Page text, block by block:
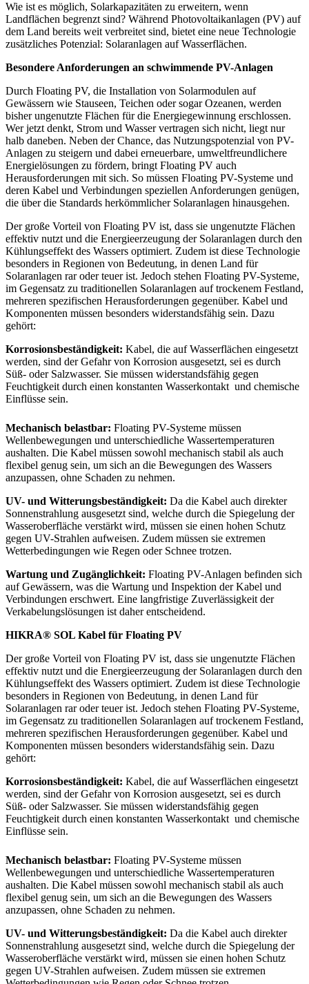
Wie ist es möglich, Solarkapazitäten zu erweitern, wenn
Landflächen begrenzt sind? Während Photovoltaikanlagen (PV) auf
dem Land bereits weit verbreitet sind, bietet eine neue Technologie
zusätzliches Potenzial: Solaranlagen auf Wasserflächen.
Besondere Anforderungen an schwimmende PV-Anlagen
Durch Floating PV, die Installation von Solarmodulen auf
Gewässern wie Stauseen, Teichen oder sogar Ozeanen, werden
bisher ungenutzte Flächen für die Energiegewinnung erschlossen.
Wer jetzt denkt, Strom und Wasser vertragen sich nicht, liegt nur
halb daneben. Neben der Chance, das Nutzungspotenzial von PV-
Anlagen zu steigern und dabei erneuerbare, umweltfreundlichere
Energielösungen zu fördern, bringt Floating PV auch
Herausforderungen mit sich. So müssen Floating PV-Systeme und
deren Kabel und Verbindungen speziellen Anforderungen genügen,
die über die Standards herkömmlicher Solaranlagen hinausgehen.
Der große Vorteil von Floating PV ist, dass sie ungenutzte Flächen
effektiv nutzt und die Energieerzeugung der Solaranlagen durch den
Kühlungseffekt des Wassers optimiert. Zudem ist diese Technologie
besonders in Regionen von Bedeutung, in denen Land für
Solaranlagen rar oder teuer ist. Jedoch stehen Floating PV-Systeme,
im Gegensatz zu traditionellen Solaranlagen auf trockenem Festland,
mehreren spezifischen Herausforderungen gegenüber. Kabel und
Komponenten müssen besonders widerstandsfähig sein. Dazu
gehört:
Korrosionsbeständigkeit: Kabel, die auf Wasserflächen eingesetzt
werden, sind der Gefahr von Korrosion ausgesetzt, sei es durch
Süß- oder Salzwasser. Sie müssen widerstandsfähig gegen
Feuchtigkeit durch einen konstanten Wasserkontakt und chemische
Einflüsse sein.
Mechanisch belastbar: Floating PV-Systeme müssen
Wellenbewegungen und unterschiedliche Wassertemperaturen
aushalten. Die Kabel müssen sowohl mechanisch stabil als auch
flexibel genug sein, um sich an die Bewegungen des Wassers
anzupassen, ohne Schaden zu nehmen.
UV- und Witterungsbeständigkeit: Da die Kabel auch direkter
Sonnenstrahlung ausgesetzt sind, welche durch die Spiegelung der
Wasseroberfläche verstärkt wird, müssen sie einen hohen Schutz
gegen UV-Strahlen aufweisen. Zudem müssen sie extremen
Wetterbedingungen wie Regen oder Schnee trotzen.
Wartung und Zugänglichkeit: Floating PV-Anlagen befinden sich
auf Gewässern, was die Wartung und Inspektion der Kabel und
Verbindungen erschwert. Eine langfristige Zuverlässigkeit der
Verkabelungslösungen ist daher entscheidend.
HIKRA® SOL Kabel für Floating PV
Der große Vorteil von Floating PV ist, dass sie ungenutzte Flächen
effektiv nutzt und die Energieerzeugung der Solaranlagen durch den
Kühlungseffekt des Wassers optimiert. Zudem ist diese Technologie
besonders in Regionen von Bedeutung, in denen Land für
Solaranlagen rar oder teuer ist. Jedoch stehen Floating PV-Systeme,
im Gegensatz zu traditionellen Solaranlagen auf trockenem Festland,
mehreren spezifischen Herausforderungen gegenüber. Kabel und
Komponenten müssen besonders widerstandsfähig sein. Dazu
gehört:
Korrosionsbeständigkeit: Kabel, die auf Wasserflächen eingesetzt
werden, sind der Gefahr von Korrosion ausgesetzt, sei es durch
Süß- oder Salzwasser. Sie müssen widerstandsfähig gegen
Feuchtigkeit durch einen konstanten Wasserkontakt und chemische
Einflüsse sein.
Mechanisch belastbar: Floating PV-Systeme müssen
Wellenbewegungen und unterschiedliche Wassertemperaturen
aushalten. Die Kabel müssen sowohl mechanisch stabil als auch
flexibel genug sein, um sich an die Bewegungen des Wassers
anzupassen, ohne Schaden zu nehmen.
UV- und Witterungsbeständigkeit: Da die Kabel auch direkter
Sonnenstrahlung ausgesetzt sind, welche durch die Spiegelung der
Wasseroberfläche verstärkt wird, müssen sie einen hohen Schutz
gegen UV-Strahlen aufweisen. Zudem müssen sie extremen